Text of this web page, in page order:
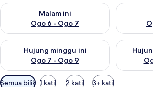
Malam ini
Ogo 6 - Ogo 7
Semak ketersediaan untuk malam ini Ogo
Semak
Hujung minggu ini
Ogo 7 - Ogo 9
Semak ketersediaan untuk hujung minggu
Semak
Penapis
Semua bilik 1 katil 2 katil 3+ katil